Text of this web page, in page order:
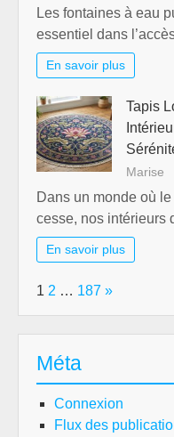
Les fontaines à eau
essentiel dans
En savoir plus
Tapis
Marise
Dans un monde où
cesse, nos intérieurs
En savoir plus
Page:
1 2 … 187 Next
»
Méta
Connexion
Flux des